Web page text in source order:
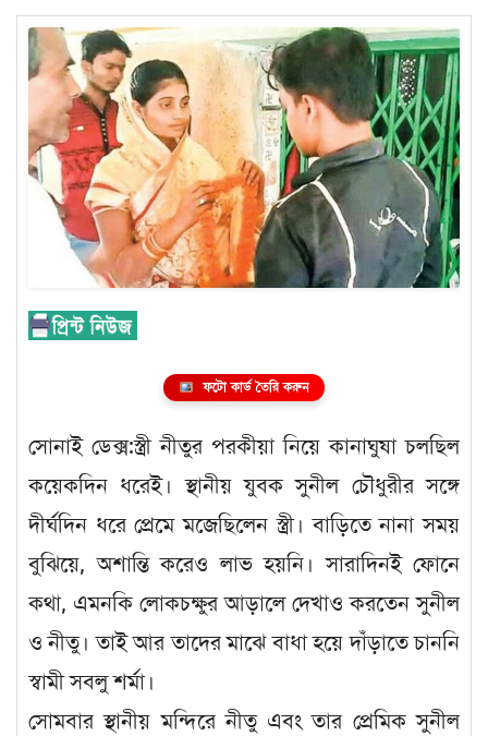
ফটো কার্ড তৈরি করুন
সোনাই ডেক্স:স্ত্রী নীতুর পরকীয়া নিয়ে কানাঘুষা চলছিল
কয়েকদিন ধরেই। স্থানীয় যুবক সুনীল চৌধুরীর সঙ্গে
দীর্ঘদিন ধরে প্রেমে মজেছিলেন স্ত্রী। বাড়িতে নানা সময়
বুঝিয়ে, অশান্তি করেও লাভ হয়নি। সারাদিনই ফোনে
কথা, এমনকি লোকচক্ষুর আড়ালে দেখাও করতেন সুনীল
ও নীতু। তাই আর তাদের মাঝে বাধা হয়ে দাঁড়াতে চাননি
স্বামী সবলু শর্মা।
সোমবার স্থানীয় মন্দিরে নীতু এবং তার প্রেমিক সুনীল